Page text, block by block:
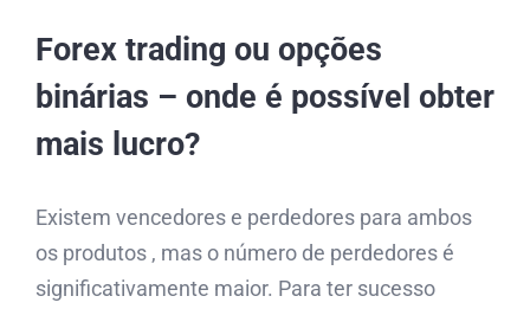
Forex trading ou opções
binárias – onde é possível obter
mais lucro?
Existem vencedores e perdedores para ambos
os produtos , mas o número de perdedores é
significativamente maior. Para ter sucesso